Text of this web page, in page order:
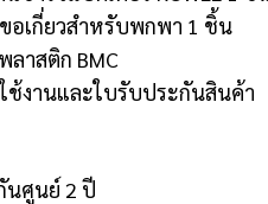
อเกี่ยวสำหรับพกพา 1 ชิ้น
ลาสติก BMC
ช้งานและใบรับประกันสินค้า
นศูนย์ 2 ปี